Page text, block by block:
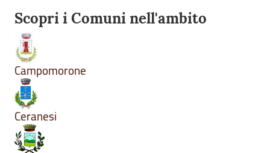
Scopri i Comuni nell'ambito
Campomorone
Ceranesi